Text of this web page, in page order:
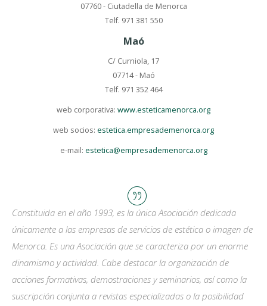
07760 - Ciutadella de Menorca
Telf. 971 381 550
Maó
C/ Curniola, 17
07714 - Maó
Telf. 971 352 464
web corporativa: www.esteticamenorca.org
web socios: estetica.empresademenorca.org
e-mail: estetica@empresademenorca.org
Constituida en el año 1993, es la única Asociación dedicada
únicamente a las empresas de servicios de estética o imagen de
Menorca. Es una Asociación que se caracteriza por un enorme
dinamismo y actividad. Cabe destacar la organización de
acciones formativas, demostraciones y seminarios, así como la
suscripción conjunta a revistas especializadas o la posibilidad